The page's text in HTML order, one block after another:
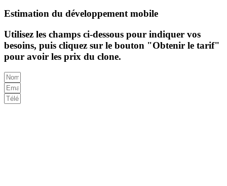
Estimation du développement mobile
Utilisez les champs ci-dessous pour indiquer vos
besoins, puis cliquez sur le bouton "Obtenir le tarif"
pour avoir les prix du clone.